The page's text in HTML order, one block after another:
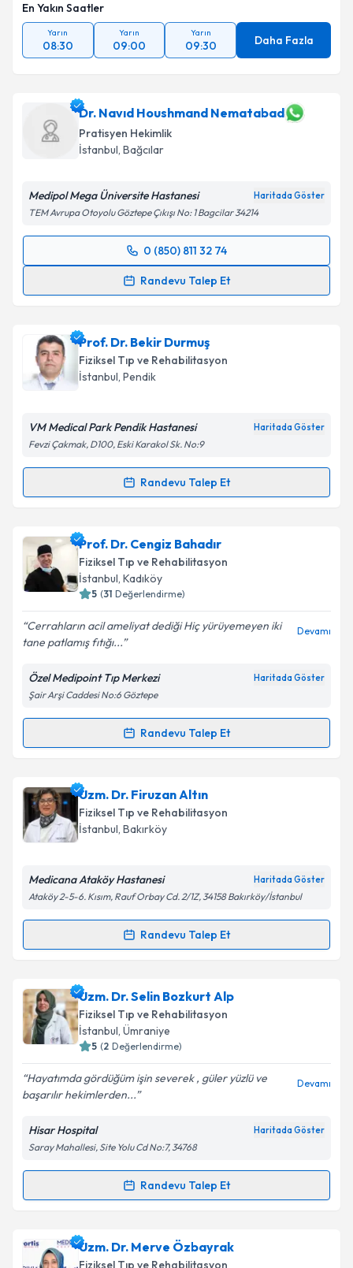
En Yakın Saatler
Yarın
08:30
Yarın
09:00
Yarın
09:30 Daha Fazla
Dr. Navıd Houshmand Nematabad
Pratisyen Hekimlik
İstanbul, Bağcılar
Medipol Mega Üniversite Hastanesi Haritada Göster
TEM Avrupa Otoyolu Göztepe Çıkışı No: 1 Bagcilar 34214
0 (850) 811 32 74
Randevu Talep Et
Randevu Takvimi Talebi
almanız için bir takvim hazırlandığında e-posta ile
bilgilendireceğiz.
E-posta Adresiniz
Kişisel verilerimin işlenmesine ilişkinAydınlatma
'ni okudum ve kişisel verilerimin belirtilen
kapsamda işlenmesini kabul ediyorum.
Takvim Talebini Gönder
Prof. Dr. Bekir Durmuş
Fiziksel Tıp ve Rehabilitasyon
İstanbul, Pendik
VM Medical Park Pendik Hastanesi Haritada Göster
Fevzi Çakmak, D100, Eski Karakol Sk. No:9
Randevu Talep Et
Randevu Takvimi Talebi
Prof. Dr. Bekir Durmuşiçin randevu takvimi talebi
oluşturun. Size bu uzmandan randevu almanız için bir
takvim hazırlandığında e-posta ile bilgilendireceğiz.
Kişisel verilerimin işlenmesine ilişkin
Aydınlatma
Metni'ni okudum ve kişisel verilerimin belirtilen
kapsamda işlenmesini kabul ediyorum.
Prof. Dr. Cengiz Bahadır
Fiziksel Tıp ve Rehabilitasyon
İstanbul, Kadıköy
5 (31 Değerlendirme)
Cerrahların acil ameliyat dediği Hiç yürüyemeyen iki
tane patlamış fıtığı...
Devamı
Özel Medipoint Tıp Merkezi Haritada Göster
Şair Arşi Caddesi No:6 Göztepe
Randevu Talep Et
Randevu Takvimi Talebi
Prof. Dr. Cengiz Bahadıriçin randevu takvimi talebi
oluşturun. Size bu uzmandan randevu almanız için bir
takvim hazırlandığında e-posta ile bilgilendireceğiz.
Kişisel verilerimin işlenmesine ilişkin
Metni'ni okudum ve kişisel verilerimin belirtilen
Takvim Talebini Gönder
Uzm. Dr. Firuzan Altın
Fiziksel Tıp ve Rehabilitasyon
İstanbul, Bakırköy
Medicana Ataköy Hastanesi Haritada Göster
Ataköy 2-5-6. Kısım, Rauf Orbay Cd. 2/1Z, 34158 Bakırköy/İstanbul
Randevu Talep Et
Randevu Takvimi Talebi
Uzm. Dr. Firuzan Altıniçin randevu takvimi talebi
oluşturun. Size bu uzmandan randevu almanız için bir
takvim hazırlandığında e-posta ile bilgilendireceğiz.
Kişisel verilerimin işlenmesine ilişkin
Aydınlatma
Metni'ni okudum ve kişisel verilerimin belirtilen
kapsamda işlenmesini kabul ediyorum.
Uzm. Dr. Selin Bozkurt Alp
Fiziksel Tıp ve Rehabilitasyon
İstanbul, Ümraniye
5 (2 Değerlendirme)
Hayatımda gördüğüm işin severek , güler yüzlü ve
başarılır hekimlerden...
Devamı
Hisar Hospital Haritada Göster
Saray Mahallesi, Site Yolu Cd No:7, 34768
Randevu Talep Et
Randevu Takvimi Talebi
Uzm. Dr. Selin Bozkurt Alpiçin randevu takvimi
talebi oluşturun. Size bu uzmandan randevu almanız
Uzm. Dr. Merve Özbayrak
Fiziksel Tıp ve Rehabilitasyon